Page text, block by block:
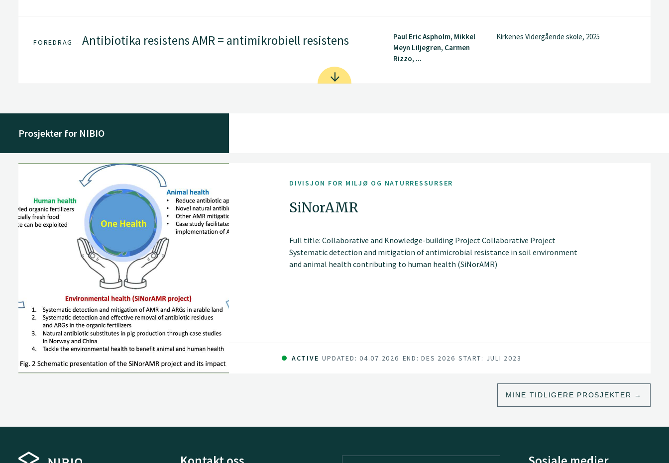
FOREDRAG – Antibiotika resistens AMR = antimikrobiell resistens
Paul Eric Aspholm, Mikkel
Meyn Liljegren, Carmen
Rizzo, ...
Kirkenes Vidergående skole, 2025
Prosjekter for NIBIO
DIVISJON FOR MILJØ OG NATURRESSURSER
SiNorAMR
Full title: Collaborative and Knowledge-building Project Collaborative Project
Systematic detection and mitigation of antimicrobial resistance in soil environment
and animal health contributing to human health (SiNorAMR)
ACTIVE UPDATED: 04.07.2026 END: DES 2026 START: JULI 2023
MINE TIDLIGERE PROSJEKTER